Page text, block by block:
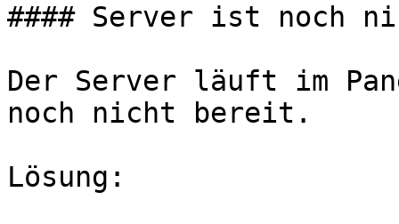
#### Server ist noch
Der Server läuft im
noch nicht bereit.
Lösung: